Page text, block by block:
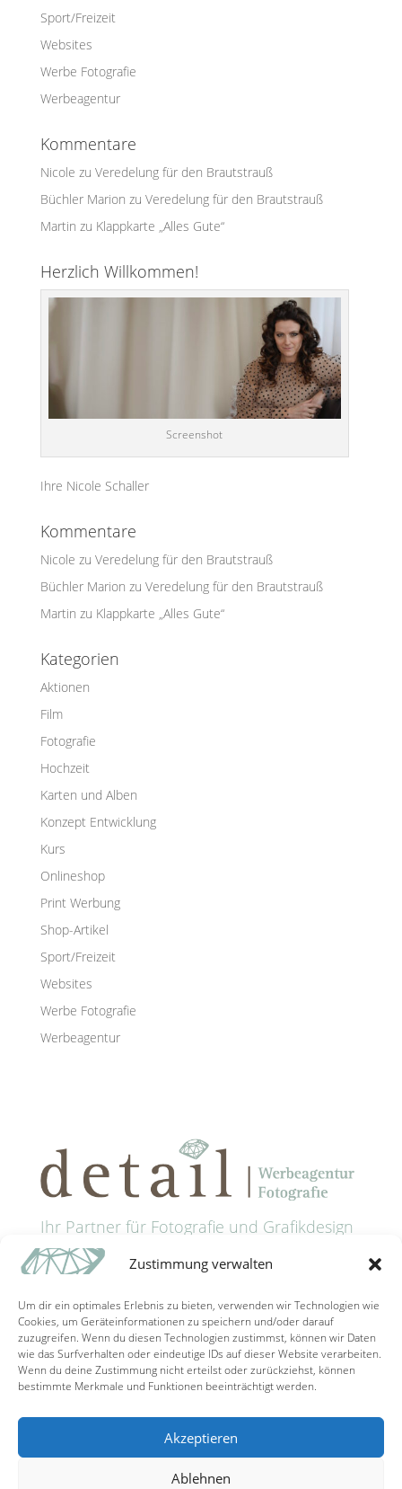
Zustimmung verwalten
Um dir ein optimales Erlebnis zu bieten, verwenden wir Technologien wie
Cookies, um Geräteinformationen zu speichern und/oder darauf
zuzugreifen. Wenn du diesen Technologien zustimmst, können wir Daten
wie das Surfverhalten oder eindeutige IDs auf dieser Website verarbeiten.
Wenn du deine Zustimmung nicht erteilst oder zurückziehst, können
bestimmte Merkmale und Funktionen beeinträchtigt werden.
Akzeptieren
Ablehnen
Sport/Freizeit
Websites
Werbe Fotografie
Werbeagentur
Kommentare
Nicole zu Veredelung für den Brautstrauß
Büchler Marion zu Veredelung für den Brautstrauß
Martin zu Klappkarte „Alles Gute“
Herzlich Willkommen!
Screenshot
Ihre Nicole Schaller
Kommentare
Nicole zu Veredelung für den Brautstrauß
Büchler Marion zu Veredelung für den Brautstrauß
Martin zu Klappkarte „Alles Gute“
Kategorien
Aktionen
Film
Fotografie
Hochzeit
Karten und Alben
Konzept Entwicklung
Kurs
Onlineshop
Print Werbung
Shop-Artikel
Sport/Freizeit
Websites
Werbe Fotografie
Werbeagentur
Ihr Partner für Fotografie und Grafikdesign
in Passau
Anschrift: Grünaustrasse 9 • 94032 Passau
Mail: info@detail-schaller.de
Kontakt/Gutscheine
Impressum
Datenschutzerklärung
Cookie-Richtlinie (EU)